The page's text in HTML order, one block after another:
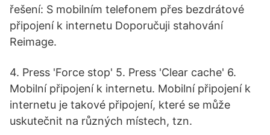
řešení: S mobilním telefonem přes bezdrátové
připojení k internetu Doporučuji stahování
Reimage.
4. Press 'Force stop' 5. Press 'Clear cache' 6.
Mobilní připojení k internetu. Mobilní připojení k
internetu je takové připojení, které se může
uskutečnit na různých místech, tzn.